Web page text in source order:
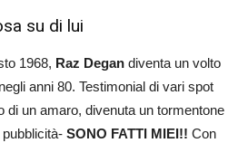
su di lui
1968, Raz Degan diventa un volto
anni 80. Testimonial di vari spot
di un amaro, divenuta un tormentone
SONO FATTI MIEI!! Con